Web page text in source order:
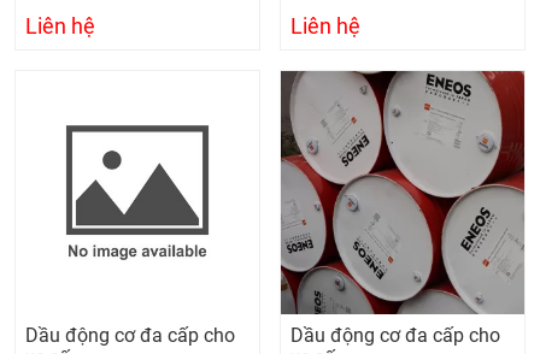
Liên hệ Liên hệ
Dầu động cơ đa cấp cho
Dầu động cơ đa cấp cho